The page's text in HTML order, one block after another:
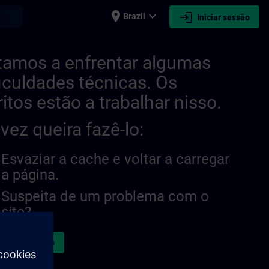
place Brazil expand_more login Iniciar sessão
a enfrentar algumas
técnicas. Os
estão a trabalhar nisso.
queira fazê-lo:
Esvaziar a cache e voltar a carregar
a página.
Suspeita de um problema com o
site?
a questão